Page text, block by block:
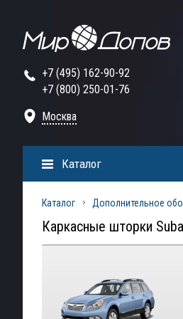
+7 (495) 162-90-92
+7 (800) 250-01-76
Москва
Каталог
Каталог Дополнительное
Каркасные шторки